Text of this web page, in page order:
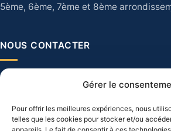
Gérer le
Pour offrir les meilleures expériences, nous
telles que les cookies pour stocker et/ou
5ème, 6ème, 7ème et 8ème
NOUS CONTACTER
28 Quai du Port, 13002 Marseille